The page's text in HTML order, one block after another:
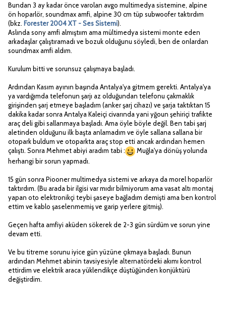
Bundan 3 ay kadar önce varolan avgo multimedya sistemine, alpine
ön hoparlör, soundmax amfi, alpine 30 cm tüp subwoofer taktırdım
(bkz. Forester 2004 XT - Ses Sistemi).
Aslında sony amfi almıştıım ama mültimedya sistemi monte eden
arkadaşlar çalıştıramadı ve bozuk olduğunu söyledi, ben de onlardan
soundmax amfi aldım.
Kurulum bitti ve sorunsuz çalışmaya başladı.
Ardından Kasım ayının başında Antalya'ya gitmem gerekti. Antalya'ya
ya vardığımda telefonun şarjı az olduğundan telefonu çakmaklık
girişinden şarj etmeye başladım (anker şarj cihazı) ve şarja taktıktan 15
dakika kadar sonra Antalya Kaleiçi civarında yani yğoun şehiriçi trafikte
araç deli gibi sallanmaya başladı. Ama öyle böyle değil. Ben tabi şarj
aletinden olduğunu ilk başta anlamadım ve öyle sallana sallana bir
otopark buldum ve otoparkta araç stop etti ancak ardından hemen
çalıştı. Sonra Mehmet abiyi aradım tabi :
Muğla'ya dönüş yolunda
herhangi bir sorun yapmadı.
15 gün sonra Piooner multimedya sistemi ve arkaya da morel hoparlör
taktırdım. (Bu arada bir ilgisi var mıdır bilmiyorum ama vasat altı montaj
yapan oto elektronikçi teybi şaseye bağladım demişti ama ben kontrol
ettim ve kablo şaselenmemiş ve garip yerlere gitmiş).
Geçen hafta amfiyi aküden sökerek de 2-3 gün sürdüm ve sorun yine
devam etti.
Ve bu titreme sorunu iyice gün yüzüne çıkmaya başladı. Bunun
ardından Mehmet abinin tavsiyesiyle alternatördeki akımı kontrol
ettirdim ve elektrik araca yüklendikçe düştüğünden konjüktürü
değiştirdim.